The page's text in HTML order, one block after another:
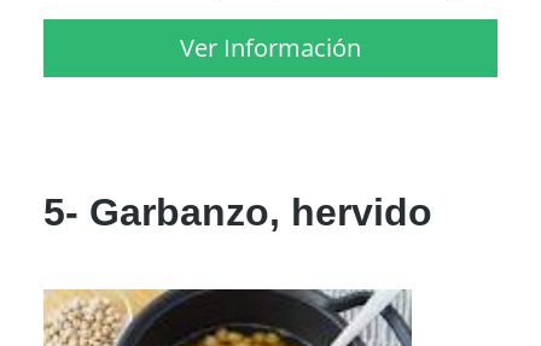
Ver Información
5- Garbanzo, hervido